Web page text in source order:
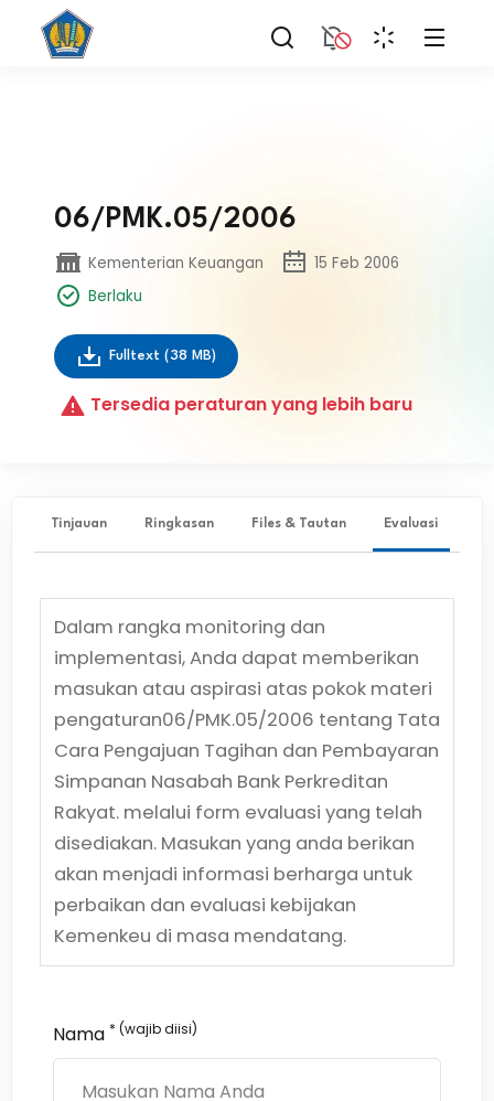
06/PMK.05/2006
Kementerian Keuangan
15 Feb 2006
Berlaku
Fulltext (38 MB)
Tersedia peraturan yang lebih baru
Tinjauan Ringkasan Files & Tautan Evaluasi
Dalam rangka monitoring dan
implementasi, Anda dapat memberikan
masukan atau aspirasi atas pokok materi
pengaturan06/PMK.05/2006 tentang Tata
Cara Pengajuan Tagihan dan Pembayaran
Simpanan Nasabah Bank Perkreditan
Rakyat. melalui form evaluasi yang telah
disediakan. Masukan yang anda berikan
akan menjadi informasi berharga untuk
perbaikan dan evaluasi kebijakan
Kemenkeu di masa mendatang.
Nama * (wajib diisi)